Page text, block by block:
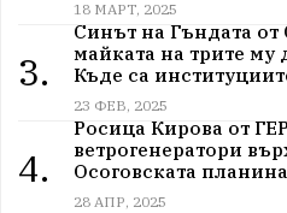
18 МАРТ, 2025
3.
Синът на Гъндата
майката на трите му
Къде са
23 ФЕВ, 2025
4.
Росица Кирова от
ветрогенератори
Осоговската
28 АПР, 2025